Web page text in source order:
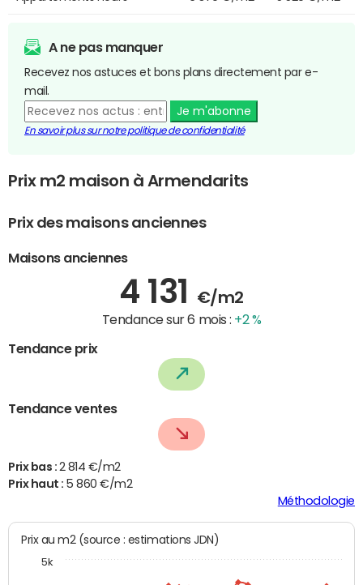
A ne pas manquer
Recevez nos astuces et bons plans directement par e-
mail.
Je m'abonne
En savoir plus sur notre politique de confidentialité
Prix m2 maison à Armendarits
Prix des maisons anciennes
Maisons anciennes
4 131 €/m2
Tendance sur 6 mois : +2 %
Tendance prix
Tendance ventes
Prix bas : 2 814 €/m2
Prix haut : 5 860 €/m2
Méthodologie
Prix au m2 (source : estimations JDN)
5k